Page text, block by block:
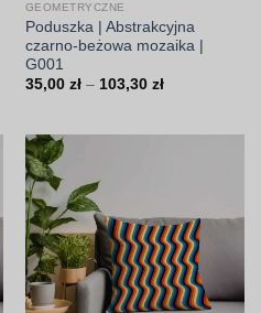
GEOMETRYCZNE
Poduszka | Abstrakcyjna
czarno-beżowa mozaika |
G001
35,00 zł – 103,30 złZakres